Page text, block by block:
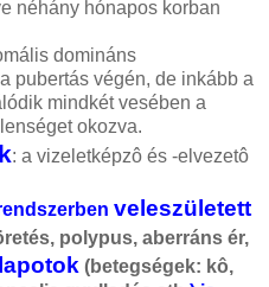
néhány hónapos korban
domináns
pubertás végén, de inkább a
mindkét vesében a
okozva.
: a vizeletképzô és -elvezetô
veleszületett
polypus, aberráns ér,
(betegségek: kô,